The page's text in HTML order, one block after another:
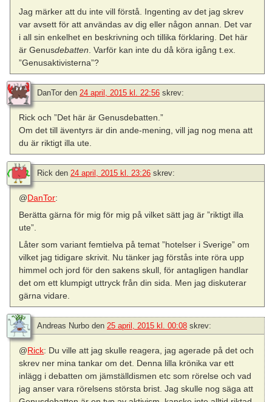
Jag märker att du inte vill förstå. Ingenting av det jag skrev
var avsett för att användas av dig eller någon annan. Det var
i all sin enkelhet en beskrivning och tillika förklaring. Det här
är Genusdebatten . Varför kan inte du då köra igång t.ex.
”Genusaktivisterna”?
DanTor den 24 april, 2015 kl. 22:56 skrev:
Rick och ”Det här är Genusdebatten.”
Om det till äventyrs är din ande-mening, vill jag nog mena att
du är riktigt illa ute.
Rick den 24 april, 2015 kl. 23:26 skrev:
@DanTor:
Berätta gärna för mig för mig på vilket sätt jag är ”riktigt illa
ute”.
Låter som variant femtielva på temat ”hotelser i Sverige” om
vilket jag tidigare skrivit. Nu tänker jag förstås inte röra upp
himmel och jord för den sakens skull, för antagligen handlar
det om ett klumpigt uttryck från din sida. Men jag diskuterar
gärna vidare.
Andreas Nurbo den 25 april, 2015 kl. 00:08 skrev:
@Rick: Du ville att jag skulle reagera, jag agerade på det och
skrev ner mina tankar om det. Denna lilla krönika var ett
inlägg i debatten om jämställdismen etc som rörelse och vad
jag anser vara rörelsens största brist. Jag skulle nog säga att